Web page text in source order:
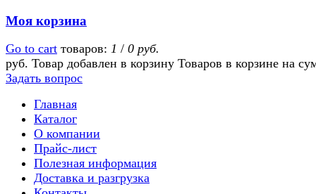
Моя корзина
Go to cart товаров: 1 / 0 руб.
руб. Товар добавлен в корзину Товаров в корзине на
Задать вопрос
Главная
Каталог
О компании
Прайс-лист
Полезная информация
Доставка и разгрузка